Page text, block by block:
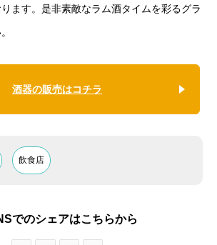
ます。是非素敵なラム酒タイムを彩るグラ
酒器の販売はコチラ
飲食店
でのシェアはこちらから